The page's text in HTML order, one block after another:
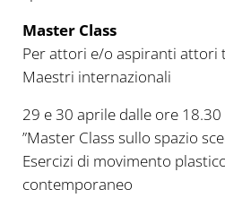
Master Class
Per attori e/o aspiranti attori
Maestri internazionali
29 e 30 aprile dalle ore
”Master Class sullo spazio
Esercizi di movimento
contemporaneo